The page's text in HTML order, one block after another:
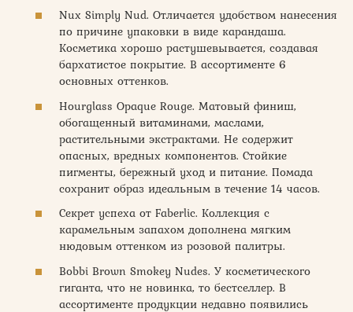
Nux Simply Nud. Отличается удобством нанесения
по причине упаковки в виде карандаша.
Косметика хорошо растушевывается, создавая
бархатистое покрытие. В ассортименте 6
основных оттенков.
Hourglass Opaque Rouge. Матовый финиш,
обогащенный витаминами, маслами,
растительными экстрактами. Не содержит
опасных, вредных компонентов. Стойкие
пигменты, бережный уход и питание. Помада
сохранит образ идеальным в течение 14 часов.
Секрет успеха от Faberlic. Коллекция с
карамельным запахом дополнена мягким
нюдовым оттенком из розовой палитры.
Bobbi Brown Smokey Nudes. У косметического
гиганта, что не новинка, то бестселлер. В
ассортименте продукции недавно появились